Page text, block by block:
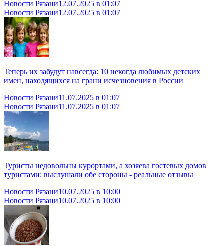
Новости Рязани12.07.2025 в 01:07
Новости Рязани12.07.2025 в 01:07
Теперь их забудут навсегда: 10 некогда любимых детских
имен, находящихся на грани исчезновения в России
Новости Рязани11.07.2025 в 01:07
Новости Рязани11.07.2025 в 01:07
Туристы недовольны курортами, а хозяева гостевых домов
туристами: выслушали обе стороны - реальные отзывы
Новости Рязани10.07.2025 в 10:00
Новости Рязани10.07.2025 в 10:00